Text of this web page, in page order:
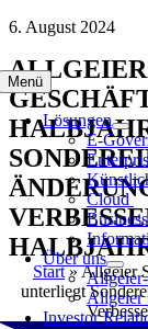
Zum
springen
Menü
Lösungen
E-
Cloud
Über uns
Allgeier
Investor
6. August 2024
ALLGEIER
Start»Allgeier
unterliegt